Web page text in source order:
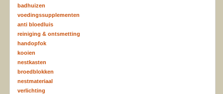
badhuizen
voedingssupplementen
anti bloedluis
reiniging & ontsmetting
handopfok
kooien
nestkasten
broedblokken
nestmateriaal
verlichting